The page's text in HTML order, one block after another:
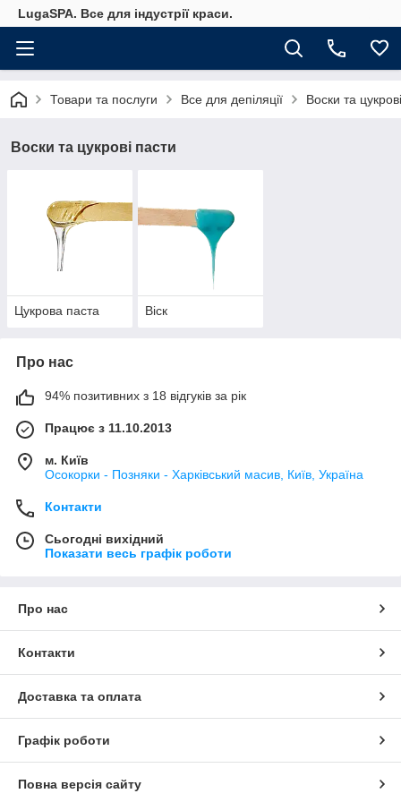
LugaSPA. Все для індустрії краси.
Товари та послуги Все для депіляції Воски та
Воски та цукрові пасти
Цукрова паста Віск
Про нас
94% позитивних з 18 відгуків за рік
Працює з 11.10.2013
м. Київ
Осокорки - Позняки - Харківський масив, Київ, Україна
Контакти
Сьогодні вихідний
Показати весь графік роботи
Про нас
Контакти
Доставка та оплата
Графік роботи
Повна версія сайту